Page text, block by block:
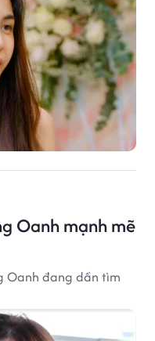
Oanh mạnh mẽ
Oanh đang dần tìm